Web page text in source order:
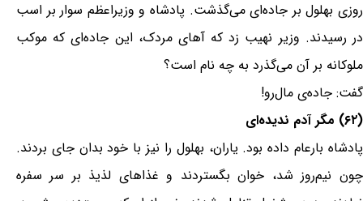
روزی بهلول بر جاده‌ای می‌گذشت. پادشاه و وزیراعظم سوار بر اسب
در رسیدند. وزیر نهیب زد که آهای مردک، این جاده‌ای که موکب
ملوکانه بر آن می‌گذرد به چه نام است؟
گفت: جاده‌ی مال‌رو!
(۶۲) مگر آدم ندیده‌ای
پادشاه بارعام داده بود. یاران، بهلول را نیز با خود بدان جای بردند.
چون نیم‌روز شد، خوان بگستردند و غذاهای لذیذ بر سر سفره